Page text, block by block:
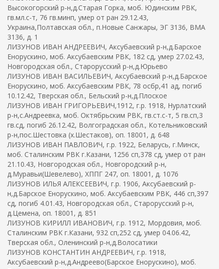
Высокогорский р-н,д.Старая Горка, моб. Юдинским РВК,
гв.мл.с-т, 76 гв.минп, умер от ран 29.12.43,
Украина,Полтавская обл., п.Новые Санжары, ЭГ 3136, ВМА
3136, д. 1
ЛИЗУНОВ ИВАН АНДРЕЕВИЧ, Аксубаевский р-н,д.Барское
Енорускино, моб. Аксубаевским РВК, 182 сд, умер 27.02.43,
Новгородская обл., Старорусский р-н,д.Юрьево
ЛИЗУНОВ ИВАН ВАСИЛЬЕВИЧ, Аксубаевский р-н,д.Барское
Енорускино, моб. Аксубаевским РВК, 78 осбр,41 ад, погиб
10.12.42, Тверская обл., Бельский р-н,д.Плоское
ЛИЗУНОВ ИВАН ГРИГОРЬЕВИЧ,1912, г.р. 1918, Нурлатский
р-н,с.Андреевка, моб. Октябрьским РВК, гв.ст.с-т, 5 гв.сп,3
гв.сд, погиб 26.12.42, Волгоградская обл., Котельниковский
р-н,пос.Шестовка (х.Шестаков), оп. 18001, д. 648
ЛИЗУНОВ ИВАН ПАВЛОВИЧ, г.р. 1922, Беларусь, г.Минск,
моб. Сталинским РВК г.Казани, 1256 сп,378 сд, умер от ран
21.10.43, Новгородская обл., Новгородский р-н,
д.Муравьи(Шевелево), ХППГ 247, оп. 18001, д. 1076
ЛИЗУНОВ ИЛЬЯ АЛЕКСЕЕВИЧ, г.р. 1906, Аксубаевский р-
н,д.Барское Енорускино, моб. Аксубаевским РВК, 446 сп,397
сд, погиб 4.01.43, Новгородская обл., Старорусский р-н,
д.Цемена, оп. 18001, д. 851
ЛИЗУНОВ КИРИЛЛ ИВАНОВИЧ, г.р. 1912, Мордовия, моб.
Сталинским РВК г.Казани, 932 сп,252 сд, умер 04.06.42,
Тверская обл., Оленинский р-н,д.Волосатики
ЛИЗУНОВ КОНСТАНТИН АНДРЕЕВИЧ, г.р. 1918,
Аксубаевский р-н,д.Андреево(Барское Енорускино), моб.